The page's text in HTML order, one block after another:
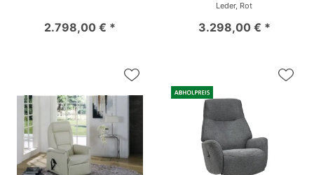
2.798,00 € *
Leder, Rot
3.298,00 € *